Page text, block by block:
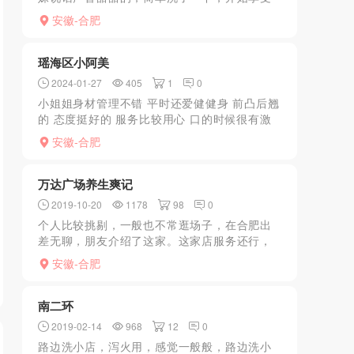
服务，奶子很挺又大，很白，很有弹性，忍不
住趴上去一顿亲，一顿舔，舔得妹子都受不了
安徽-合肥
瑶海区小阿美
2024-01-27 405 1 0
小姐姐身材管理不错 平时还爱健健身 前凸后翘
的 态度挺好的 服务比较用心 口的时候很有激
情 感觉挺棒的喜欢的可以试试
安徽-合肥
万达广场养生爽记
2019-10-20 1178 98 0
个人比较挑剔，一般也不常逛场子，在合肥出
差无聊，朋友介绍了这家。这家店服务还行，
好处是可打电话直接预约，地址在单元楼也较
隐蔽，属于私家类型的。店里就是租的私房，
安徽-合肥
南二环
2019-02-14 968 12 0
路边洗小店，泻火用，感觉一般般，路边洗小